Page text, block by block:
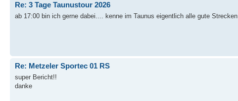
Re: 3 Tage Taunustour 2026
ab 17:00 bin ich gerne dabei.... kenne im Taunus eigentlich alle gute Strecken
Re: Metzeler Sportec 01 RS
super Bericht!!
danke